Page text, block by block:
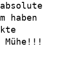
haben
Mühe!!!